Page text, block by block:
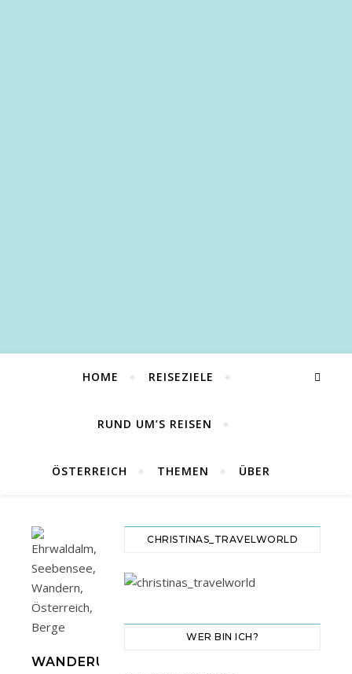
HOME REISEZIELE
RUND UM’S REISEN
ÖSTERREICH THEMEN ÜBER
WANDERUNG
CHRISTINAS_TRAVELWORLD
WER BIN ICH?